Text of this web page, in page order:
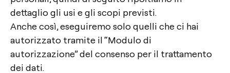
dettaglio gli usi e gli scopi previsti.
Anche così, eseguiremo solo quelli che ci hai
autorizzato tramite il “Modulo di
autorizzazione” del consenso per il trattamento
dei dati.